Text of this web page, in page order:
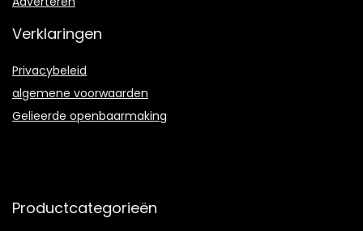
Verklaringen
Privacybeleid
algemene voorwaarden
Gelieerde openbaarmaking
Productcategorieën